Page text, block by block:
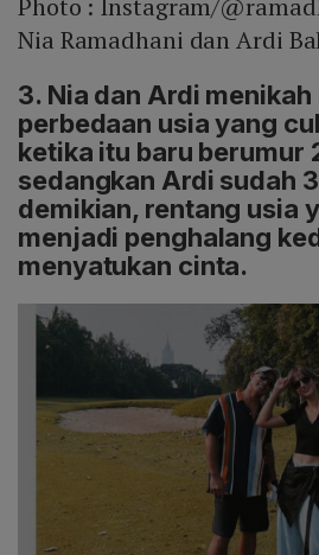
Photo : Instagram/
Nia Ramadhani dan Ardi
3. Nia dan Ardi menikah
perbedaan usia yang
ketika itu baru berumur
sedangkan Ardi sudah
demikian, rentang usia
menjadi penghalang
menyatukan cinta.